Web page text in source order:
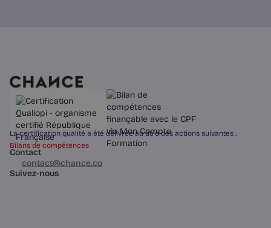
Côte d’Azur pour accompagner 30
demandeurs d’emploi seniors.
4 min
La certification qualité a été délivrée au titre des actions suivantes :
Bilans de compétences
Contact
03 60 84 01 14
contact@chance.co
Suivez-nous